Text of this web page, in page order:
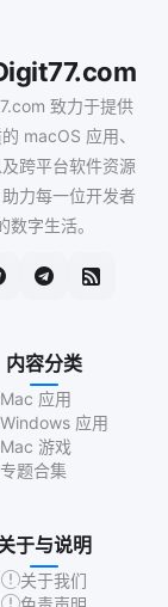
致力于提供
macOS 应用、
跨平台软件资源
力每一位开发者
数字生活。
内容分类
Mac 应用
Windows 应用
Mac 游戏
专题合集
于与说明
关于我们